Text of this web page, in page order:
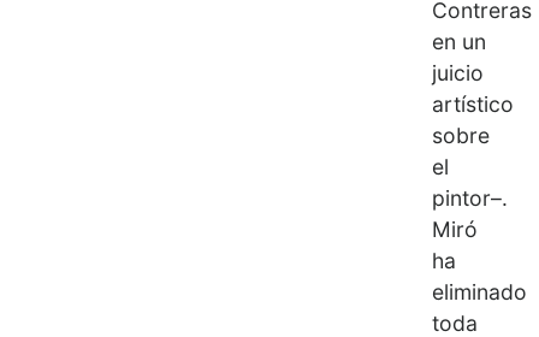
Contreras
en un
juicio
artístico
sobre
el
pintor–.
Miró
ha
eliminado
toda